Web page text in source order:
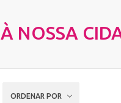
À NOSSA
ORDENAR POR